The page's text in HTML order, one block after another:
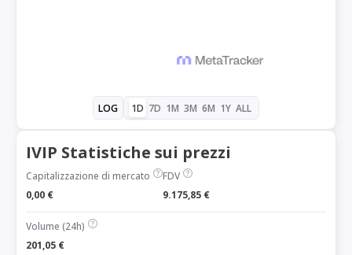
LOG 1D 7D 1M 3M 6M 1Y ALL
IVIP Statistiche sui prezzi
Capitalizzazione di mercato
0,00 €
FDV
9.175,85 €
Volume (24h)
201,05 €